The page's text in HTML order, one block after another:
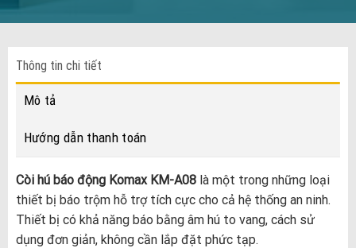
Thông tin chi tiết
Mô tả
Hướng dẫn thanh toán
Còi hú báo động Komax KM-A08là một trong những loại
thiết bị báo trộm hỗ trợ tích cực cho cả hệ thống an ninh.
Thiết bị có khả năng báo bằng âm hú to vang, cách sử
dụng đơn giản, không cần lắp đặt phức tạp.